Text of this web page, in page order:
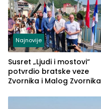
Najnovije
Susret „Ljudi i mostovi“
potvrdio bratske veze
Zvornika i Malog Zvornika